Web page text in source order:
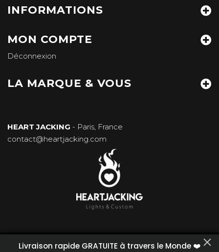
Politique de confidentialité mise à jour. Pour en savoir
plus :Confidentialité.
INFORMATIONS
MON COMPTE
Déconnexion
LA MARQUE & VOUS
HEART JACKING - Paris, France
contact@heartjacking.com
Livraison rapide GRATUITE à travers le Monde ❤️